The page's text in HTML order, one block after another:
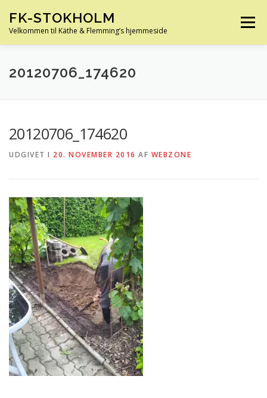
indhold
FK-STOKHOLM
Velkommen til Käthe & Flemming’s hjemmeside
Menu
HJEM OM OS HUS OG HAVE
20120706_174620
20120706_174620
UDGIVET I 20. NOVEMBER 2016 AF WEBZONE